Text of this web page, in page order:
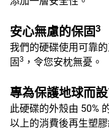
安心無慮的保固3
我們的硬碟使用可靠
固3 ，令您安枕無憂。
專為保護地球而
此硬碟的外殼由 50%
以上的消費後再生塑